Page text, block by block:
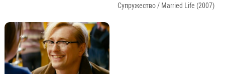
Супружество / Married Life (2007)